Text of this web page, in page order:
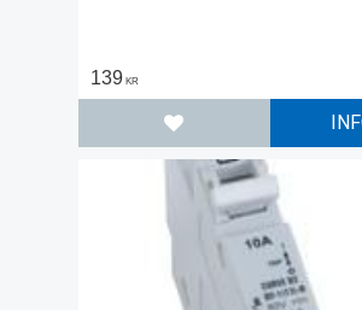
139KR
Lägg till i favoriter